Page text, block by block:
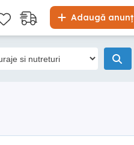
Adaugă anunț